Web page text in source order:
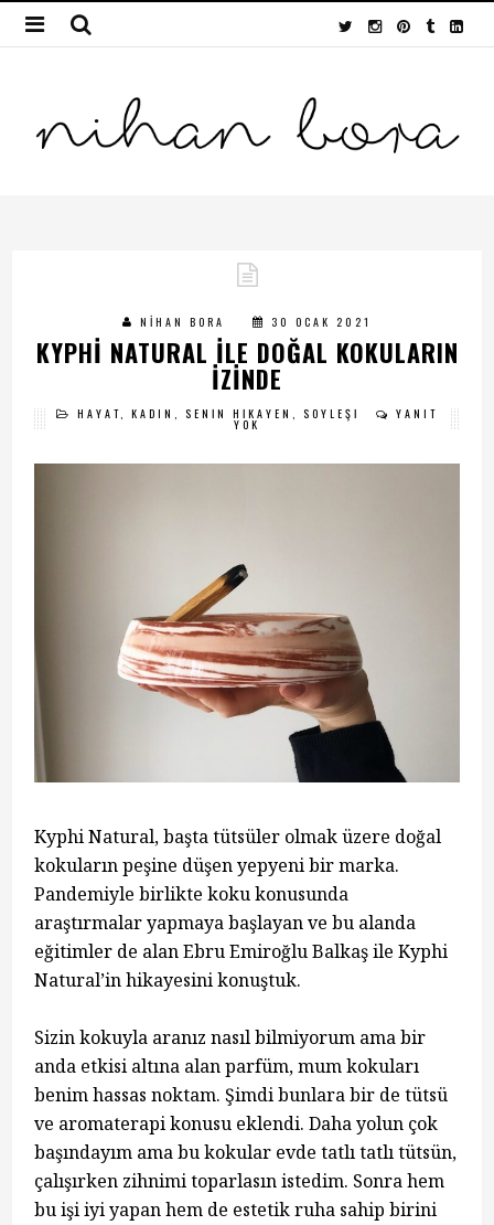
NIHAN BORA 30 OCAK 2021
KYPHI NATURAL ILE DOĞAL KOKULARIN
IZINDE
HAYAT KADIN SENIN HIKAYEN SÖYLEŞI YANIT
YOK
Kyphi Natural, başta tütsüler olmak üzere doğal
kokuların peşine düşen yepyeni bir marka.
Pandemiyle birlikte koku konusunda
araştırmalar yapmaya başlayan ve bu alanda
eğitimler de alan Ebru Emiroğlu Balkaş ile Kyphi
Natural’in hikayesini konuştuk.
Sizin kokuyla aranız nasıl bilmiyorum ama bir
anda etkisi altına alan parfüm, mum kokuları
benim hassas noktam. Şimdi bunlara bir de tütsü
ve aromaterapi konusu eklendi. Daha yolun çok
başındayım ama bu kokular evde tatlı tatlı tütsün,
çalışırken zihnimi toparlasın istedim. Sonra hem
bu işi iyi yapan hem de estetik ruha sahip birini